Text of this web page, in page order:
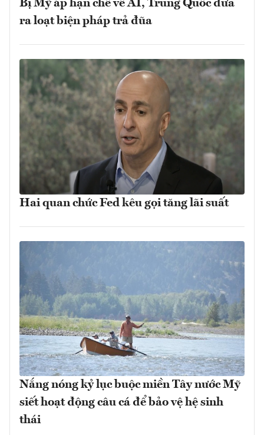
Bị Mỹ áp hạn chế về AI, Trung Quốc đưa
ra loạt biện pháp trả đũa
Hai quan chức Fed kêu gọi tăng lãi suất
Nắng nóng kỷ lục buộc miền Tây nước Mỹ
siết hoạt động câu cá để bảo vệ hệ sinh
thái